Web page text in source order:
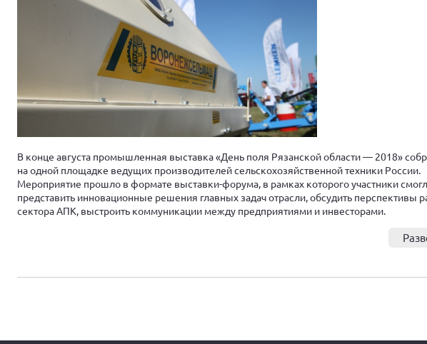
В конце августа промышленная выставка «День поля Рязанской области — 2018»
на одной площадке ведущих производителей сельскохозяйственной техники России.
Мероприятие прошло в формате выставки-форума, в рамках которого участники
представить инновационные решения главных задач отрасли, обсудить перспективы
сектора АПК, выстроить коммуникации между предприятиями и инвесторами.